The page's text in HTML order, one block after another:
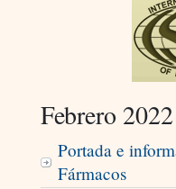
Febrero 2022
Portada e
Fármacos